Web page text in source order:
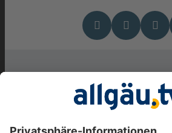
Das könnte Dich
interessieren